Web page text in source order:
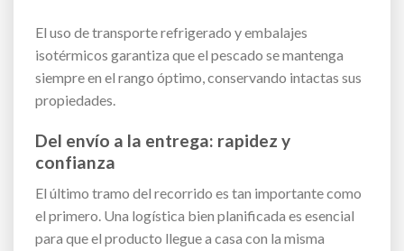
El uso de transporte refrigerado y embalajes
isotérmicos garantiza que el pescado se mantenga
siempre en el rango óptimo, conservando intactas sus
propiedades.
Del envío a la entrega: rapidez y
confianza
El último tramo del recorrido es tan importante como
el primero. Una logística bien planificada es esencial
para que el producto llegue a casa con la misma